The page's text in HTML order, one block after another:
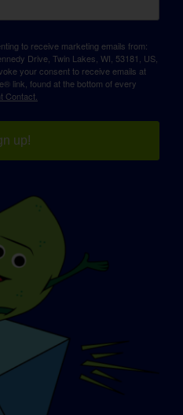
to receive marketing emails from:
Drive, Twin Lakes, WI, 53181, US,
your consent to receive emails at
link, found at the bottom of every
Contact.
up!